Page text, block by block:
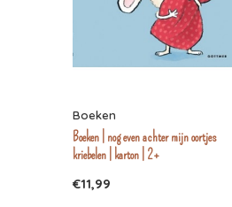
Boeken
Boeken | nog even achter mijn oortjes
kriebelen | karton | 2+
€11,99